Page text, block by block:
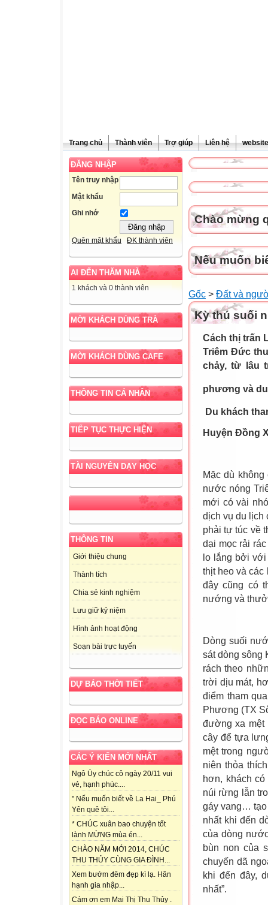
Trang chủ Thành viên Trợ giúp Liên hệ
ĐĂNG NHẬP
Tên truy nhập
Mật khẩu
Ghi nhớ
Quên mật khẩu ĐK thành viên
AI ĐẾN THĂM NHÀ
1 khách và 0 thành viên
MỜI KHÁCH DÙNG TRÀ
MỜI KHÁCH DÙNG CAFE
THÔNG TIN CÁ NHÂN
TIẾP TỤC THỰC HIỆN
TÀI NGUYÊN DẠY HỌC
THÔNG TIN
Giới thiệu chung
Thành tích
Chia sẻ kinh nghiệm
Lưu giữ kỷ niệm
Hình ảnh hoạt động
Soạn bài trực tuyến
DỰ BÁO THỜI TIẾT
ĐỌC BÁO ONLINE
CÁC Ý KIẾN MỚI NHẤT
Ngô Úy chúc cô ngày 20/11 vui
vẻ, hạnh phúc....
" Nếu muốn biết về La Hai_ Phú
Yên quê tôi...
* CHÚC xuân bao chuyện tốt
lành MỪNG mùa én...
CHÀO NĂM MỚI 2014, CHÚC
THU THỦY CÙNG GIA ĐÌNH...
Xem bướm đêm đẹp kì lạ. Hân
hạnh gia nhập...
Cám ơn em Mai Thị Thu Thủy .
Chào mừng
Nếu muốn
Gốc > Đất và
Kỳ thú suối
Cách thị trấn
Triêm Đức
chảy, từ lâu
phương và
Du khách
Huyện Đồng
Mặc dù
nước nóng
mới có vài
dịch vụ du lịch
phải tự túc về
dại mọc rải
lo lắng bởi
thịt heo và các
đây cũng có
nướng và
Dòng suối
sát dòng sông
rách theo
trời dịu mát,
điểm tham
Phương (TX
đường xa mệt
cây để tựa
mệt trong
niên thỏa
hơn, khách
núi rừng lẫn
gáy vang… tạo
nhất khi đến
của dòng
bùn non của
chuyến dã
khi đến đây,
nhất”.